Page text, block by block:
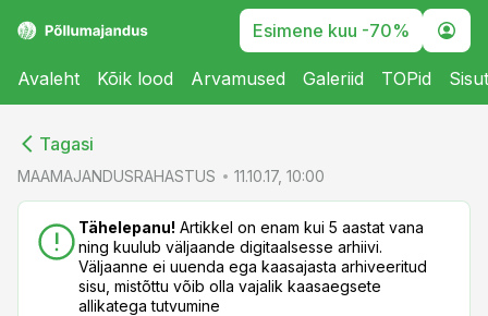
Esimene kuu -70%
Avaleht Kõik lood Arvamused Galeriid TOPid
Tagasi
MAAMAJANDUSRAHASTUS 11.10.17, 10:00
Tähelepanu! Artikkel on enam kui 5 aastat vana
ning kuulub väljaande digitaalsesse arhiivi.
Väljaanne ei uuenda ega kaasajasta arhiveeritud
sisu, mistõttu võib olla vajalik kaasaegsete
allikatega tutvumine